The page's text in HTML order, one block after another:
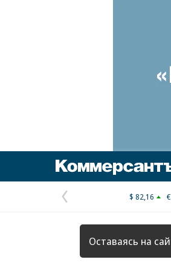
Предыдущая
страница
$ 82,16
Оставаясь на